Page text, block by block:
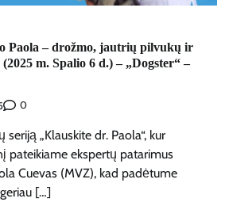
Paola – drožmo, jautrių pilvukų ir
m. Spalio 6 d.) – „Dogster“ –
0
„Klauskite dr. Paola“, kur
pateikiame ekspertų patarimus
Cuevas (MVZ), kad padėtume
[…]